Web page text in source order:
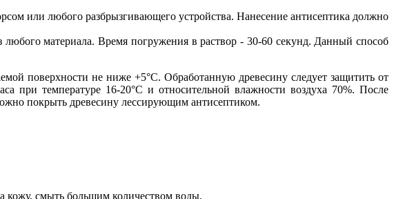
или любого разбрызгивающего устройства. Нанесение антисептика должно
материала. Время погружения в раствор - 30-60 секунд. Данный способ
поверхности не ниже +5°С. Обработанную древесину следует защитить от
при температуре 16-20°С и относительной влажности воздуха 70%. После
покрыть древесину лессирующим антисептиком.
кожу, смыть большим количеством воды.